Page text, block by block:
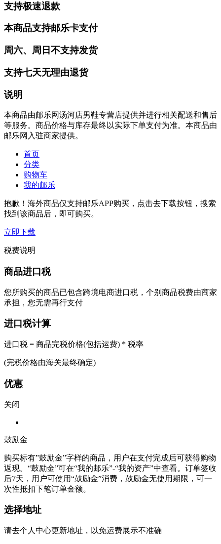
支持极速退款
本商品支持邮乐卡支付
周六、周日不支持发货
支持七天无理由退货
说明
本商品由邮乐网汤河店男鞋专营店提供并进行相关配送和售后
等服务。商品价格与库存最终以实际下单支付为准。本商品由
邮乐网入驻商家提供。
首页
分类
购物车
我的邮乐
抱歉！海外商品仅支持邮乐APP购买，点击去下载按钮，搜索
找到该商品后，即可购买。
立即下载
税费说明
商品进口税
您所购买的商品已包含跨境电商进口税，个别商品税费由商家
承担，您无需再行支付
进口税计算
进口税 = 商品完税价格(包括运费) * 税率
(完税价格由海关最终确定)
优惠
关闭
鼓励金
购买标有”鼓励金”字样的商品，用户在支付完成后可获得购物
返现。“鼓励金”可在“我的邮乐”-“我的资产”中查看。订单签收
后7天，用户可使用“鼓励金”消费，鼓励金无使用期限，可一
次性抵扣下笔订单金额。
选择地址
请去个人中心更新地址，以免运费展示不准确